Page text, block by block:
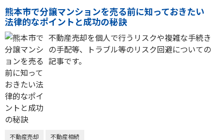
熊本市で分譲マンションを売る前に知っておきたい
法律的なポイントと成功の秘訣
不動産売却を個人で行うリスクや複雑な手続き
の手配等、トラブル等のリスク回避についての
記事です。
不動産売却 不動産相続